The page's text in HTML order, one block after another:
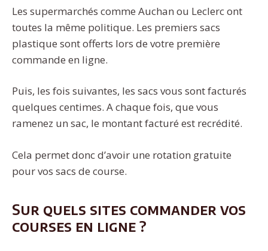
Les supermarchés comme Auchan ou Leclerc ont
toutes la même politique. Les premiers sacs
plastique sont offerts lors de votre première
commande en ligne.
Puis, les fois suivantes, les sacs vous sont facturés
quelques centimes. A chaque fois, que vous
ramenez un sac, le montant facturé est recrédité.
Cela permet donc d’avoir une rotation gratuite
pour vos sacs de course.
Sur quels sites commander vos
courses en ligne ?